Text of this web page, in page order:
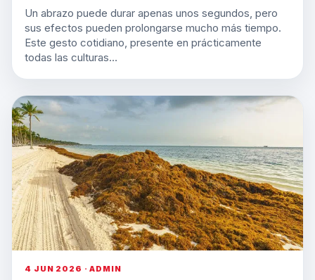
Un abrazo puede durar apenas unos segundos, pero
sus efectos pueden prolongarse mucho más tiempo.
Este gesto cotidiano, presente en prácticamente
todas las culturas…
4 JUN 2026 · ADMIN